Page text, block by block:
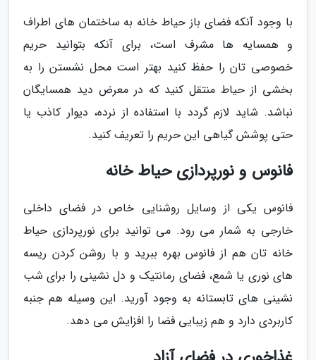
با وجود آنکه فضای باز حیاط خانه به ساختمان های اطراف
و همسایه ها مشرف است، برای آنکه بتوانید حریم
خصوصی تان را حفظ کنید بهتر است محل نشستن را به
بخشی از حیاط منتقل کنید که در معرض دید همسایگان
نباشد. شاید لازم گردد با استفاده از نرده، دیوار کاذب یا
حتی پوشش گیاهی این حریم را تعریف کنید.
فانوس و نورپردازی حیاط خانه
فانوس یکی از وسایل روشنایی خاص در فضای داخلی
خارجی به شمار می رود. می توانید برای نورپردازی حیاط
خانه تان هم از فانوس بهره ببرید و با روشن کردن ریسه
های نوری یا شمع، فضای رمانتیک و دل نشینی را برای شب
نشینی های تابستانه به وجود آورید. این وسیله هم جنبه
کاربردی دارد و هم زیبایی فضا را افزایش می دهد.